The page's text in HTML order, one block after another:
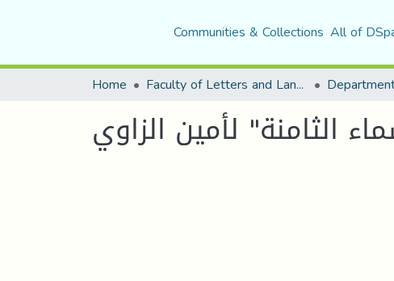
Communities & Collections All of
Home Faculty of Letters and Languages
الثامنة" لأمين الزاوي